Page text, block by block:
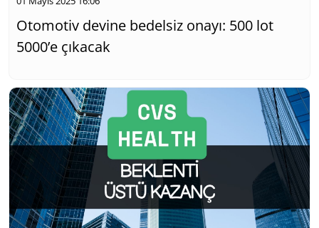
Otomotiv devine bedelsiz onayı: 500 lot
5000’e çıkacak